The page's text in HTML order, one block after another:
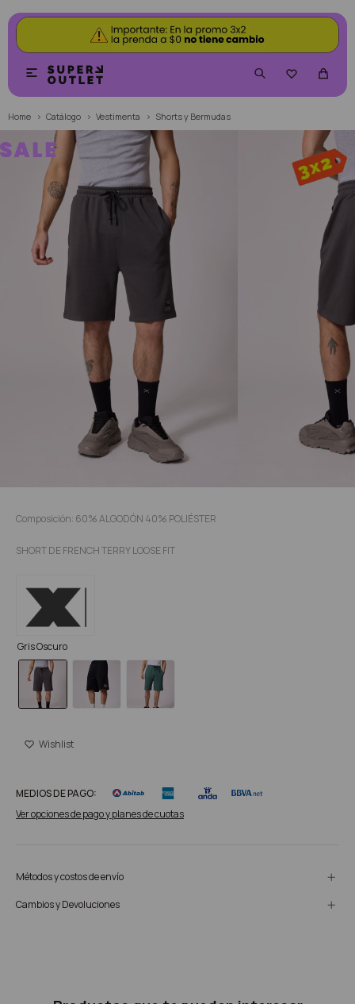


Home Catálogo Vestimenta Shorts y Bermudas
Composición: 60% ALGODÓN 40% POLIÉSTER
SHORT DE FRENCH TERRY LOOSE FIT
Gris Oscuro
MEDIOS DE PAGO:
Ver opciones de pago y planes de cuotas
Métodos y costos de envío
Cambios y Devoluciones